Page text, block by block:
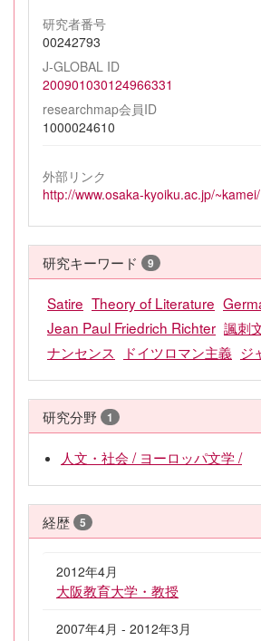
研究者番号
00242793
J-GLOBAL ID
200901030124966331
researchmap会員ID
1000024610
外部リンク
http://www.osaka-kyoiku.ac.jp/~kamei/
研究キーワード 9
Satire Theory of Literature
Jean Paul Friedrich Richter 諷刺
ナンセンス
ドイツロマン主義 ジ
研究分野 1
人文・社会 / ヨーロッパ文学 /
経歴 5
2012年4月
大阪教育大学・教授
2007年4月 - 2012年3月